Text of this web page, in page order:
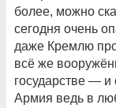
более, можно
сегодня очень
даже Кремлю
всё же
государстве — и
Армия ведь в